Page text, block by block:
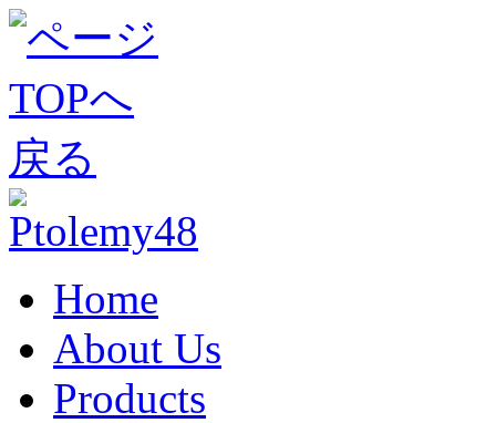
Home
About Us
Products